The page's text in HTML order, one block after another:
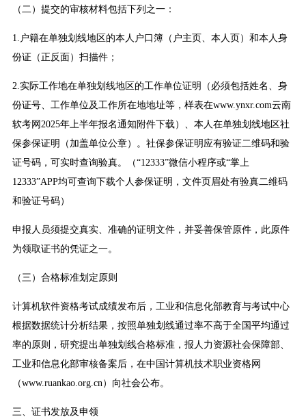
（二）提交的审核材料包括下列之一：
1.户籍在单独划线地区的本人户口簿（户主页、本人页）和本人身
份证（正反面）扫描件；
2.实际工作地在单独划线地区的工作单位证明（必须包括姓名、身
份证号、工作单位及工作所在地地址等，样表在www.ynxr.com云南
软考网2025年上半年报名通知附件下载）、本人在单独划线地区社
保参保证明（加盖单位公章）。社保参保证明应有验证二维码和验
证号码，可实时查询验真。（“12333”微信小程序或“掌上
12333”APP均可查询下载个人参保证明，文件页眉处有验真二维码
和验证号码）
申报人员须提交真实、准确的证明文件，并妥善保管原件，此原件
为领取证书的凭证之一。
（三）合格标准划定原则
计算机软件资格考试成绩发布后，工业和信息化部教育与考试中心
根据数据统计分析结果，按照单独划线通过率不高于全国平均通过
率的原则，研究提出单独划线合格标准，报人力资源社会保障部、
工业和信息化部审核备案后，在中国计算机技术职业资格网
（www.ruankao.org.cn）向社会公布。
三、证书发放及申领